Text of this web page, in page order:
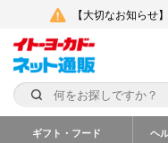
【大切なお知らせ
ギフト・フード ヘ